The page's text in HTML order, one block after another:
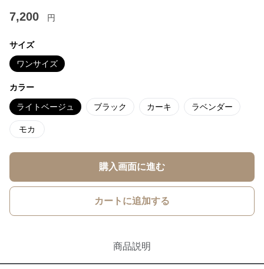
7,200 円
サイズ
ワンサイズ
カラー
ライトベージュ ブラック カーキ ラベンダー
モカ
購入画面に進む
カートに追加する
商品説明